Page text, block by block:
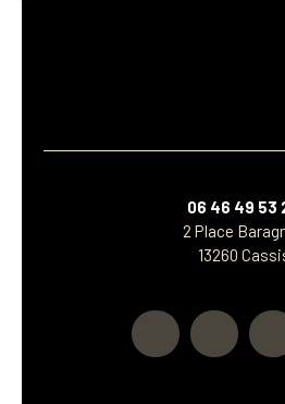
06 46 49 53
2 Place
13260